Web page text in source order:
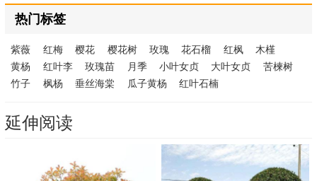
热门标签
紫薇 红梅 樱花 樱花树 玫瑰 花石榴 红枫
木槿
黄杨
红叶李 玫瑰苗 月季 小叶女贞 大叶女贞
苦楝树
竹子
枫杨 垂丝海棠 瓜子黄杨 红叶石楠
延伸阅读